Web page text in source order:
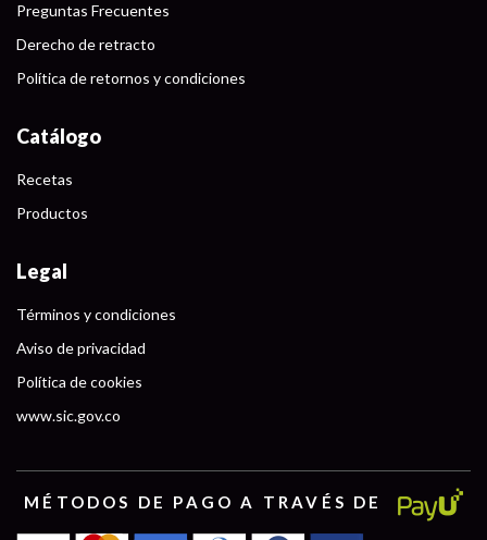
Preguntas Frecuentes
Derecho de retracto
Política de retornos y condiciones
Catálogo
Recetas
Productos
Legal
Términos y condiciones
Aviso de privacidad
Política de cookies
www.sic.gov.co
MÉTODOS DE PAGO A TRAVÉS DE